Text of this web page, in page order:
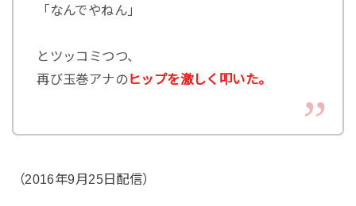
「なんでやねん」
とツッコミつつ、
再び玉巻アナのヒップを激しく叩いた。
（2016年9月25日配信）